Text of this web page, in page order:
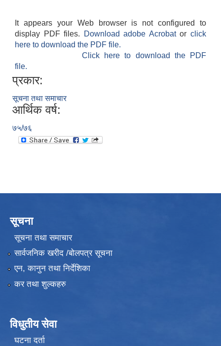
It appears your Web browser is not configured to
display PDF files.
Download adobe Acrobatorclick
here to download the PDF file.
Click here to download the PDF
file.
प्रकार:
सूचना तथा समाचार
आर्थिक वर्ष:
७५/७६
सूचना
सूचना तथा समाचार
सार्वजनिक खरीद /बोलपत्र सूचना
एन, कानुन तथा निर्देशिका
कर तथा शुल्कहरु
विधुतीय सेवा
घटना दर्ता